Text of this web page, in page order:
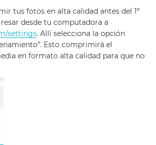
tus fotos en alta calidad antes del 1º
desde tu computadora a
settings. Allí selecciona la opción
Esto comprimirá el
en formato alta calidad para que no